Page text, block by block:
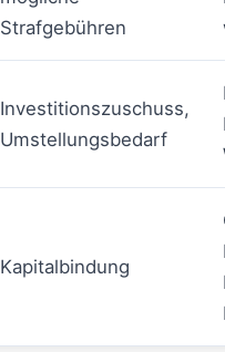
Strafgebühren
Investitionszuschuss,
Umstellungsbedarf
Kapitalbindung